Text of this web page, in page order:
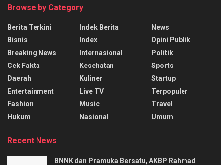
Browse by Category
Berita Terkini
Bisnis
Breaking News
Cek Fakta
Daerah
Entertainment
Fashion
Hukum
Indek Berita
Index
Internasional
Kesehatan
Kuliner
Live TV
Music
Nasional
News
Opini Publik
Politik
Sports
Startup
Terpopuler
Travel
Umum
Recent News
BNNK dan Pramuka Bersatu, AKBP Rahmad